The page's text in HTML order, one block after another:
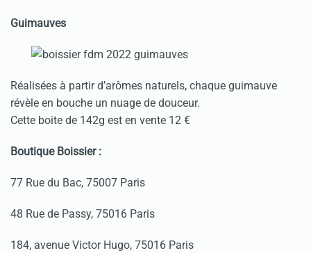
Guimauves
Réalisées à partir d’arômes naturels, chaque guimauve
révèle en bouche un nuage de douceur.
Cette boite de 142g est en vente 12 €
Boutique Boissier :
77 Rue du Bac, 75007 Paris
48 Rue de Passy, 75016 Paris
184, avenue Victor Hugo, 75016 Paris